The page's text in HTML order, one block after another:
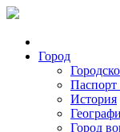
Город
Паспорт
История
Город